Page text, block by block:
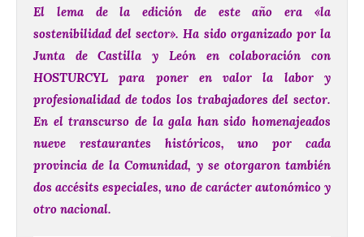
El lema de la edición de este año era «la
sostenibilidad del sector». Ha sido organizado por la
Junta de Castilla y León en colaboración con
HOSTURCYL para poner en valor la labor y
profesionalidad de todos los trabajadores del sector.
En el transcurso de la gala han sido homenajeados
nueve restaurantes históricos, uno por cada
provincia de la Comunidad, y se otorgaron también
dos accésits especiales, uno de carácter autonómico y
otro nacional.